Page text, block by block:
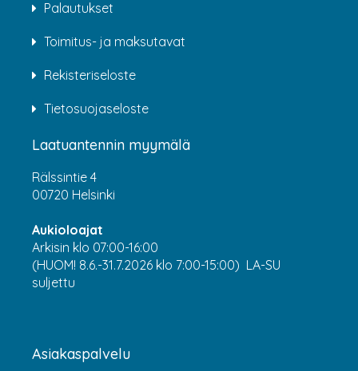
Palautukset
Toimitus- ja maksutavat
Rekisteriseloste
Tietosuojaseloste
Laatuantennin myymälä
Rälssintie 4
00720 Helsinki
Aukioloajat
Arkisin klo 07:00-16:00
(HUOM! 8.6.-31.7.2026 klo 7:00-15:00) LA-SU
suljettu
Asiakaspalvelu